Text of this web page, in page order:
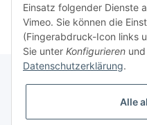
Einsatz folgender Dienste
Vimeo. Sie können die
(Fingerabdruck-Icon links
Sie unter Konfigurieren
Datenschutzerklärung.
Alle